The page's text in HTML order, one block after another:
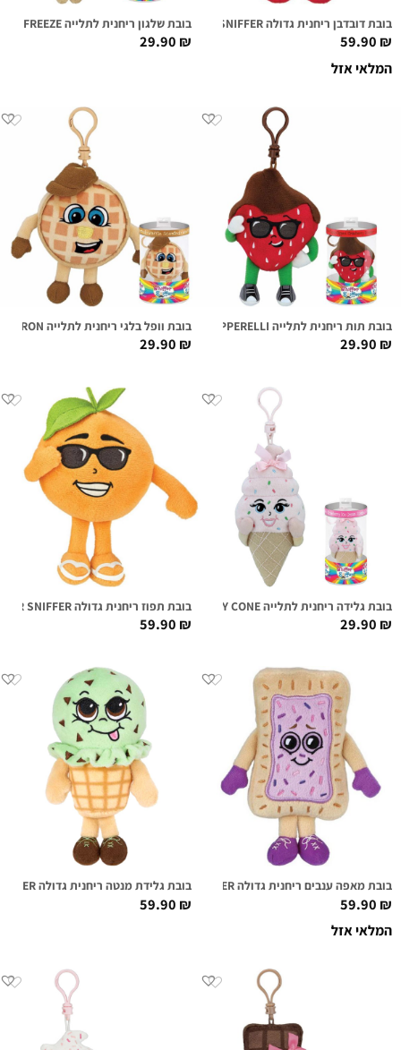
בובת דובדבן ריחנית גדולה CHERI CHERI SUPER SNIFFER
59.90₪
המלאי אזל
בובת שלגון ריחנית לתלייה APOLLO FREEZE
29.90₪
בובת תות ריחנית לתלייה DANNY DIPPERELLI
29.90₪
בובת וופל בלגי ריחנית לתלייה WAFFLE AARON
29.90₪
בובת גלידה ריחנית לתלייה SHIRLEY CONE
29.90₪
בובת תפוז ריחנית גדולה SONNY SHINE SUPER SNIFFER
59.90₪
בובת מאפה ענבים ריחנית גדולה BEN TOASTED SUPER SNIFFER
59.90₪
המלאי אזל
בובת גלידת מנטה ריחנית גדולה MAY B. MINTY SUPER SNIFFER
59.90₪